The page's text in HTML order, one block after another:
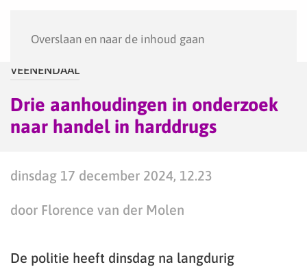
Overslaan en naar de inhoud gaan
VEENENDAAL
Drie aanhoudingen in onderzoek
naar handel in harddrugs
dinsdag 17 december 2024, 12.23
door Florence van der Molen
De politie heeft dinsdag na langdurig